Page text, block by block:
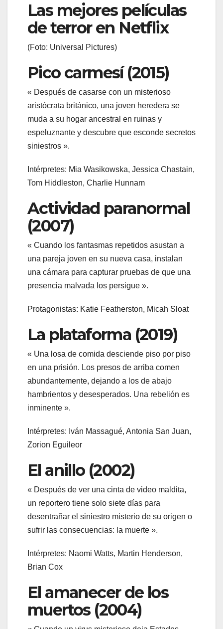
Las mejores películas
de terror en Netflix
(Foto: Universal Pictures)
Pico carmesí (2015)
« Después de casarse con un misterioso
aristócrata británico, una joven heredera se
muda a su hogar ancestral en ruinas y
espeluznante y descubre que esconde secretos
siniestros ».
Intérpretes: Mia Wasikowska, Jessica Chastain,
Tom Hiddleston, Charlie Hunnam
Actividad paranormal
(2007)
« Cuando los fantasmas repetidos asustan a
una pareja joven en su nueva casa, instalan
una cámara para capturar pruebas de que una
presencia malvada los persigue ».
Protagonistas: Katie Featherston, Micah Sloat
La plataforma (2019)
« Una losa de comida desciende piso por piso
en una prisión. Los presos de arriba comen
abundantemente, dejando a los de abajo
hambrientos y desesperados. Una rebelión es
inminente ».
Intérpretes: Iván Massagué, Antonia San Juan,
Zorion Eguileor
El anillo (2002)
« Después de ver una cinta de video maldita,
un reportero tiene solo siete días para
desentrañar el siniestro misterio de su origen o
sufrir las consecuencias: la muerte ».
Intérpretes: Naomi Watts, Martin Henderson,
Brian Cox
El amanecer de los
muertos (2004)